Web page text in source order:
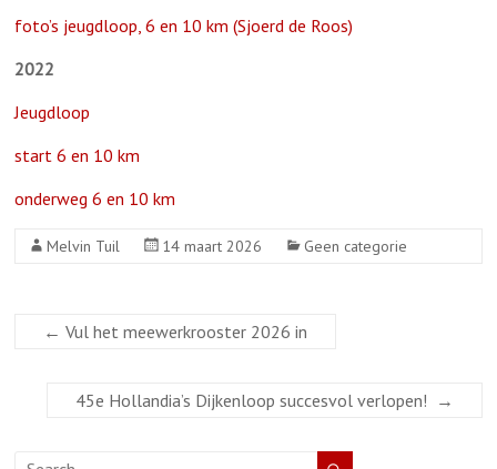
foto’s jeugdloop, 6 en 10 km (Sjoerd de Roos)
2022
Jeugdloop
start 6 en 10 km
onderweg 6 en 10 km
Melvin Tuil 14 maart 2026 Geen categorie
← Vul het meewerkrooster 2026 in
45e Hollandia’s Dijkenloop succesvol verlopen! →